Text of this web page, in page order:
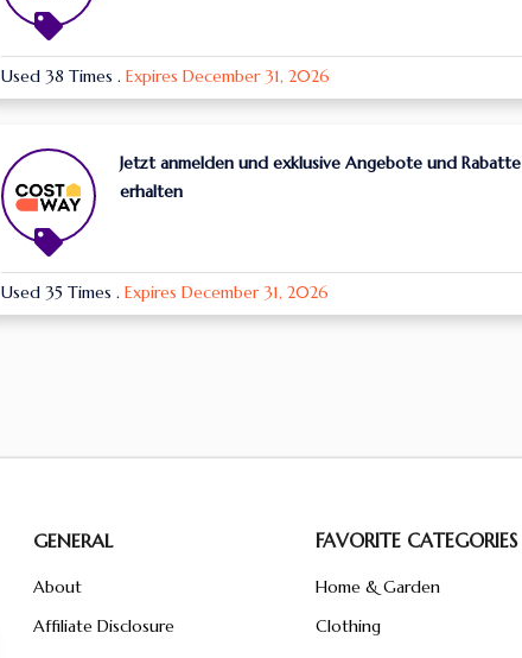
Used 38 Times . Expires December 31, 2026
Jetzt anmelden und exklusive Angebote und Rabatte
erhalten
Used 35 Times . Expires December 31, 2026
GENERAL
About
Affiliate Disclosure
FAVORITE CATEGORIES
Home & Garden
Clothing